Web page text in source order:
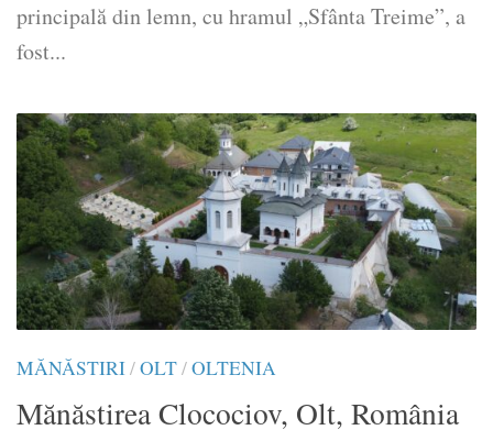
principală din lemn, cu hramul „Sfânta Treime”, a
fost...
MĂNĂSTIRI/OLT/OLTENIA
Mănăstirea Clocociov, Olt, România